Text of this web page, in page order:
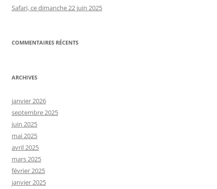
Safari, ce dimanche 22 juin 2025
COMMENTAIRES RÉCENTS
ARCHIVES
janvier 2026
septembre 2025
juin 2025
mai 2025
avril 2025
mars 2025
février 2025
janvier 2025